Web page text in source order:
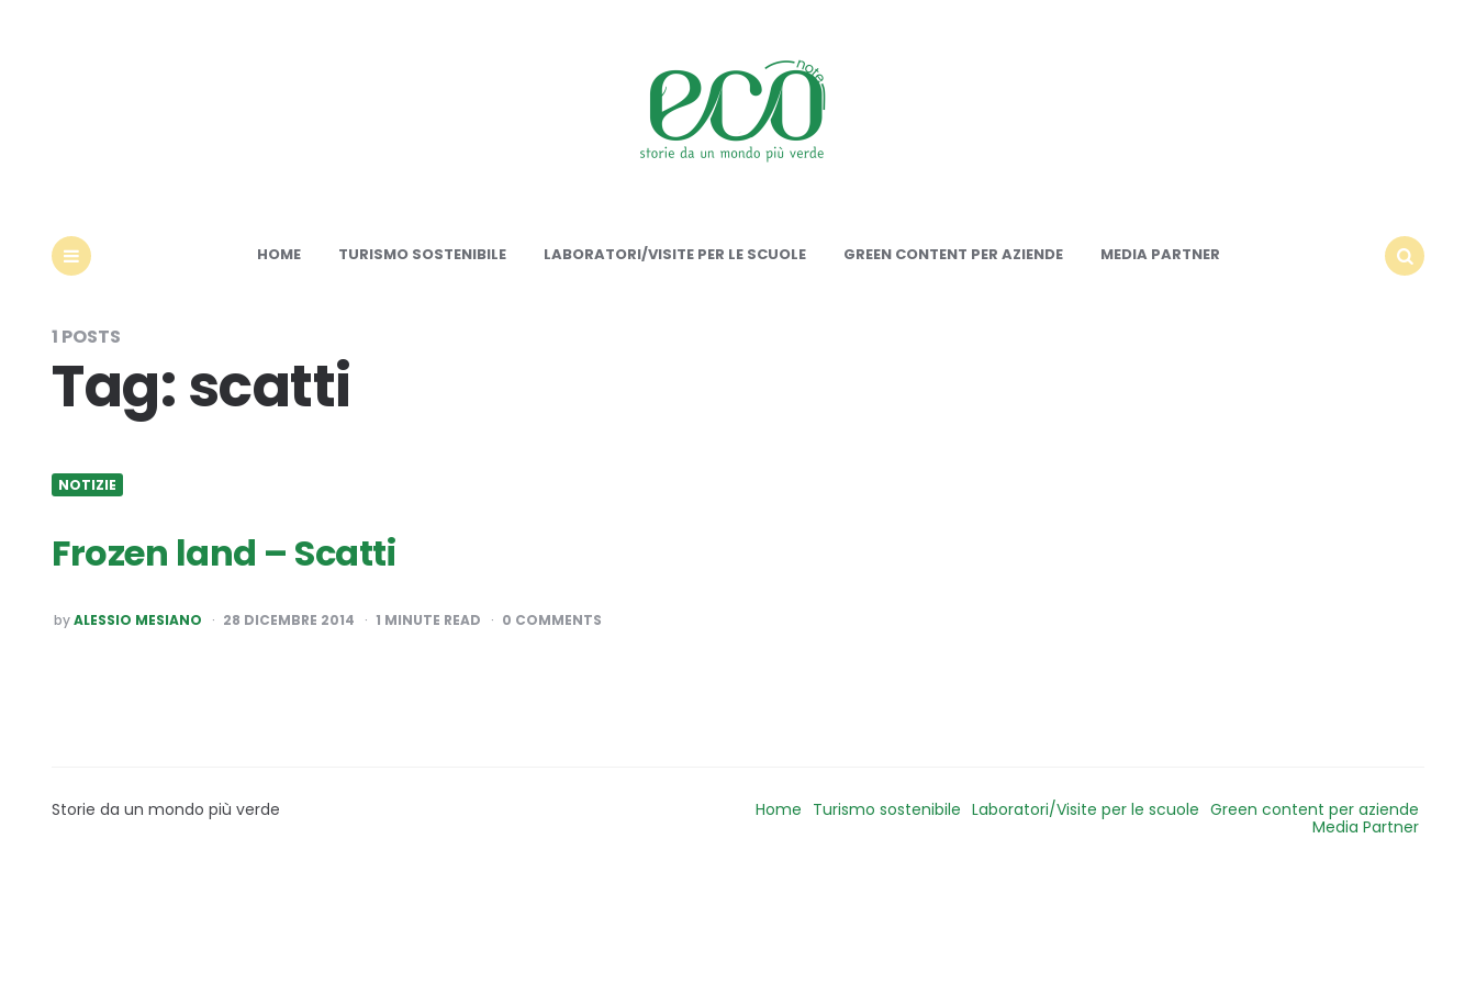
HOME TURISMO SOSTENIBILE LABORATORI/VISITE PER LE SCUOLE GREEN CONTENT PER AZIENDE
MEDIA PARTNER
1 POSTS
Tag:scatti
NOTIZIE
Frozen land – Scatti
POSTED
BY
byALESSIO MESIANO 28 DICEMBRE 2014 1 MINUTE READ 0 COMMENTS
Storie da un mondo più verde Home Turismo sostenibile Laboratori/Visite per le scuole Green content per aziende
Media Partner